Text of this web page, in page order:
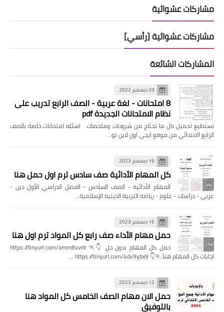
مشاركات عشوائية
مشاركات عشوائية [رأسي]
المشاركات الشائعة
20 ديسمبر 2022
8 امتحانات - لغة عربية - الصف الرابع تدريب على
نظام الامتحانات الجديدة pdf
تستطيع تحميل كل ما تحتاج من شروحات وملخصات اسئله امتحانات خاصة بالصف
الرابع الابتدائي من موقع ايجى اون لاين تو…
16 ديسمبر 2023
كل المهام الأدائية صف سادس ترم اول حمل هنا
المهام الأدائية - الصف السادس - الفصل الدراسي الأول دين -
عربي - دراسات - علوم - رياضة التربية الدينية الإسلامية…
16 ديسمبر 2023
حمل مهام الأداء صف رابع كل المواد ترم اول هنا
حمل كل المهام بدون حل 👇🏃 https://tinyurl.com/amm8vvnt
اجابات كل المهام هنا 🏃👇 https://tinyurl.com/4dv9ybx9 …
12 ديسمبر 2023
حمل الان مهام الصف الخامس كل المواد هنا
بالتوفيق